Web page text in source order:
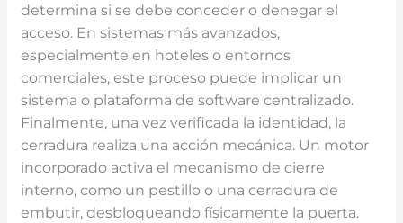
determina si se debe conceder o denegar el
acceso. En sistemas más avanzados,
especialmente en hoteles o entornos
comerciales, este proceso puede implicar un
sistema o plataforma de software centralizado.
Finalmente, una vez verificada la identidad, la
cerradura realiza una acción mecánica. Un motor
incorporado activa el mecanismo de cierre
interno, como un pestillo o una cerradura de
embutir, desbloqueando físicamente la puerta.